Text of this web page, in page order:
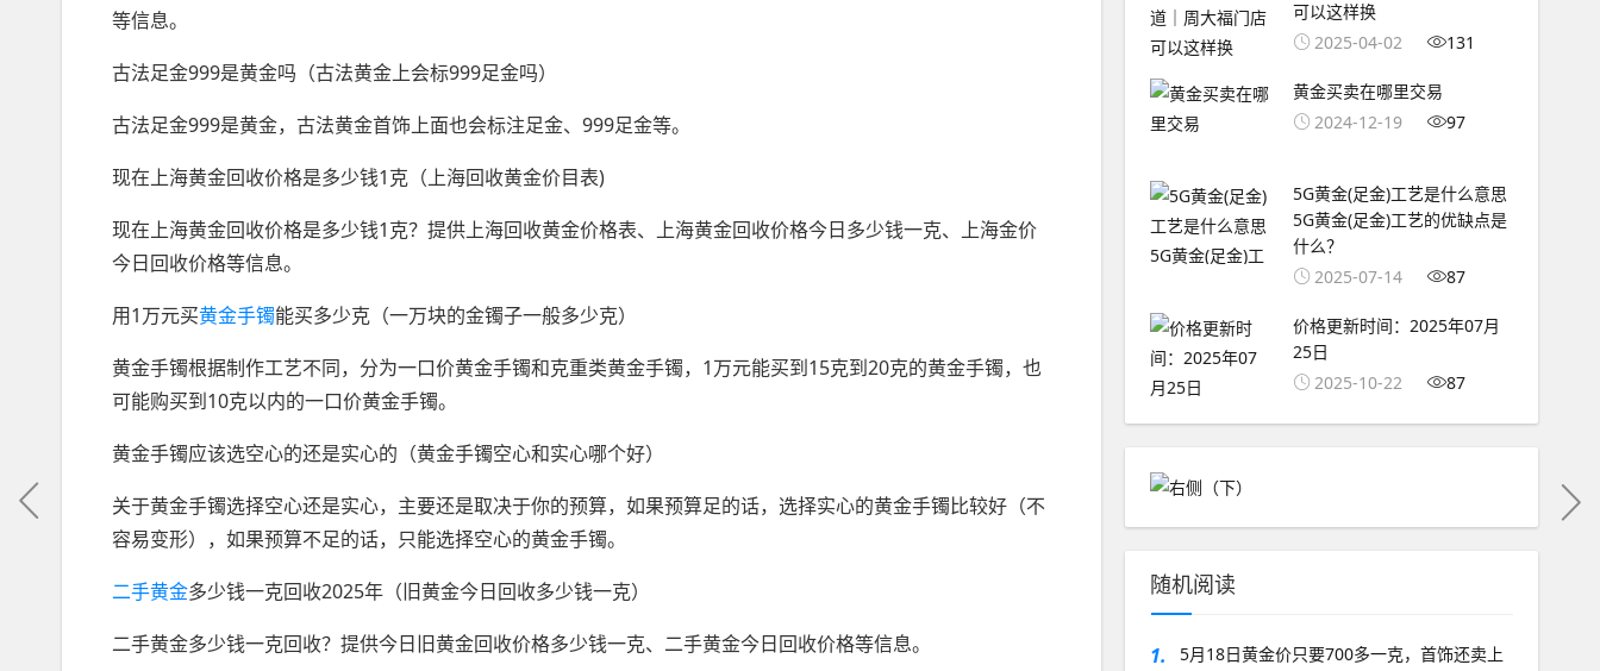
等信息。
古法足金999是黄金吗（古法黄金上会标999足金吗）
古法足金999是黄金，古法黄金首饰上面也会标注足金、999足金等。
现在上海黄金回收价格是多少钱1克（上海回收黄金价目表)
现在上海黄金回收价格是多少钱1克？提供上海回收黄金价格表、上海黄金回收价格今日多少钱一克、上海金价
今日回收价格等信息。
用1万元买黄金手镯能买多少克（一万块的金镯子一般多少克）
黄金手镯根据制作工艺不同，分为一口价黄金手镯和克重类黄金手镯，1万元能买到15克到20克的黄金手镯，也
可能购买到10克以内的一口价黄金手镯。
黄金手镯应该选空心的还是实心的（黄金手镯空心和实心哪个好）
关于黄金手镯选择空心还是实心，主要还是取决于你的预算，如果预算足的话，选择实心的黄金手镯比较好（不
容易变形），如果预算不足的话，只能选择空心的黄金手镯。
二手黄金多少钱一克回收2025年（旧黄金今日回收多少钱一克）
二手黄金多少钱一克回收？提供今日旧黄金回收价格多少钱一克、二手黄金今日回收价格等信息。
可以这样换
2025-04-02
131
黄金买卖在哪里交易
2024-12-19
97
5G黄金(足金)工艺是什么意思
5G黄金(足金)工艺的优缺点是
什么？
2025-07-14
87
价格更新时间：2025年07月
25日
2025-10-22
87
随机阅读
1.
5月18日黄金价只要700多一克，首饰还卖上